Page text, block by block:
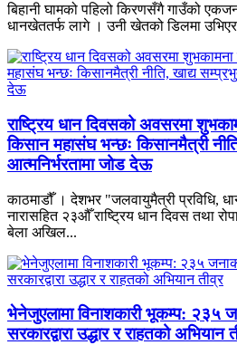
बिहानी घामको पहिलो किरणसँगै गाउँको
धानखेततर्फ लागे । उनी खेतको डिलमा
राष्ट्रिय धान दिवसको अवसरमा
किसान महासंघ भन्छः किसानमैत्री
आत्मनिर्भरतामा जोड देऊ
काठमाडौँ । देशभर "जलवायुमैत्री प्रविधि,
नारासहित २३औँ राष्ट्रिय धान दिवस तथा
बेला अखिल...
भेनेजुएलामा विनाशकारी भूकम्प: २३५
सरकारद्वारा उद्धार र राहतको अभियान